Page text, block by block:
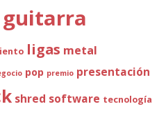
guitarra
ligas metal
pop premio presentación
shred software tecnología